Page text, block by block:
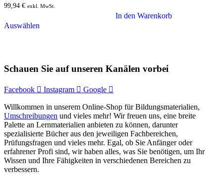
99,94 € exkl. MwSt.
Auswählen
In den Warenkorb
Schauen Sie auf unseren Kanälen vorbei
Facebook Instagram Google
Willkommen in unserem Online-Shop für Bildungsmaterialien,
Umschreibungen und vieles mehr! Wir freuen uns, eine breite
Palette an Lernmaterialien anbieten zu können, darunter
spezialisierte Bücher aus den jeweiligen Fachbereichen,
Prüfungsfragen und vieles mehr. Egal, ob Sie Anfänger oder
erfahrener Profi sind, wir haben alles, was Sie benötigen, um Ihr
Wissen und Ihre Fähigkeiten in verschiedenen Bereichen zu
verbessern.